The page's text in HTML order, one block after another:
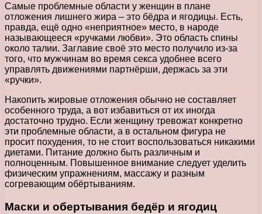
Самые проблемные области у женщин в плане
отложения лишнего жира – это бёдра и ягодицы. Есть,
правда, ещё одно «неприятное» место, в народе
называющееся «ручками любви». Это область спины
около талии. Заглавие своё это место получило из-за
того, что мужчинам во время секса удобнее всего
управлять движениями партнёрши, держась за эти
«ручки».
Накопить жировые отложения обычно не составляет
особенного труда, а вот избавиться от их иногда
достаточно трудно. Если женщину тревожат конкретно
эти проблемные области, а в остальном фигура не
просит похудения, то не стоит воспользоваться никакими
диетами. Питание должно быть различным и
полноценным. Повышенное внимание следует уделить
физическим упражнениям, массажу и разным
согревающим обёртываниям.
Маски и обертывания бедёр и ягодиц